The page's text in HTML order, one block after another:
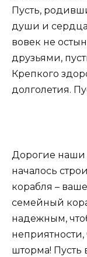
Пусть,
души и
вовек не
друзьями,
Крепкого
долголетия.
Дорогие наши
началось
корабля –
семейный
надежным,
шторма! Пусть